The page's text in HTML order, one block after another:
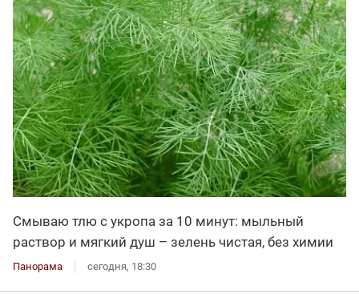
Смываю тлю с укропа за 10 минут: мыльный
раствор и мягкий душ – зелень чистая, без химии
Панорама сегодня, 18:30